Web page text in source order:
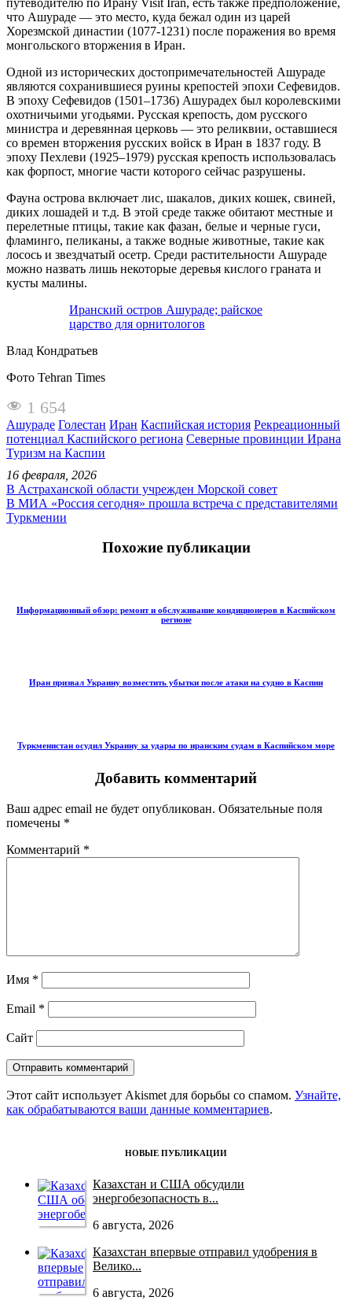
что Ашураде — это место, куда бежал один из царей
Хорезмской династии (1077-1231) после поражения во время
монгольского вторжения в Иран.
Одной из исторических достопримечательностей Ашураде
являются сохранившиеся руины крепостей эпохи Сефевидов.
В эпоху Сефевидов (1501–1736) Ашурадех был королевскими
охотничьими угодьями. Русская крепость, дом русского
министра и деревянная церковь — это реликвии, оставшиеся
со времен вторжения русских войск в Иран в 1837 году. В
эпоху Пехлеви (1925–1979) русская крепость использовалась
как форпост, многие части которого сейчас разрушены.
Фауна острова включает лис, шакалов, диких кошек, свиней,
диких лошадей и т.д. В этой среде также обитают местные и
перелетные птицы, такие как фазан, белые и черные гуси,
фламинго, пеликаны, а также водные животные, такие как
лосось и звездчатый осетр. Среди растительности Ашураде
можно назвать лишь некоторые деревья кислого граната и
кусты малины.
Иранский остров Ашураде; райское
царство для орнитологов
Влад Кондратьев
Фото Tehran Times
1 654
Ашураде Голестан Иран Каспийская история Рекреационный
потенциал Каспийского региона Северные провинции Ирана
Туризм на Каспии
16 февраля, 2026
В Астраханской области учрежден Морской совет
В МИА «Россия сегодня» прошла встреча с представителями
Туркмении
Похожие публикации
Информационный обзор: ремонт и обслуживание кондиционеров в Каспийском
регионе
Иран призвал Украину возместить убытки после атаки на судно в Каспии
Туркменистан осудил Украину за удары по иранским судам в Каспийском море
Добавить комментарий
Ваш адрес email не будет опубликован. Обязательные поля
помечены *
Комментарий *
Имя *
Email *
Сайт
Этот сайт использует Akismet для борьбы со спамом. Узнайте,
как обрабатываются ваши данные комментариев.
НОВЫЕ ПУБЛИКАЦИИ
Казахстан и США обсудили
энергобезопасность в...
6 августа, 2026
Казахстан впервые отправил удобрения в
Велико...
6 августа, 2026